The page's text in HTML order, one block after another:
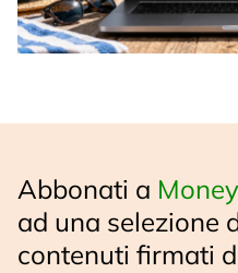
Abbonati a
ad una selezione
contenuti firmati